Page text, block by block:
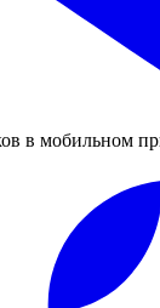
в мобильном